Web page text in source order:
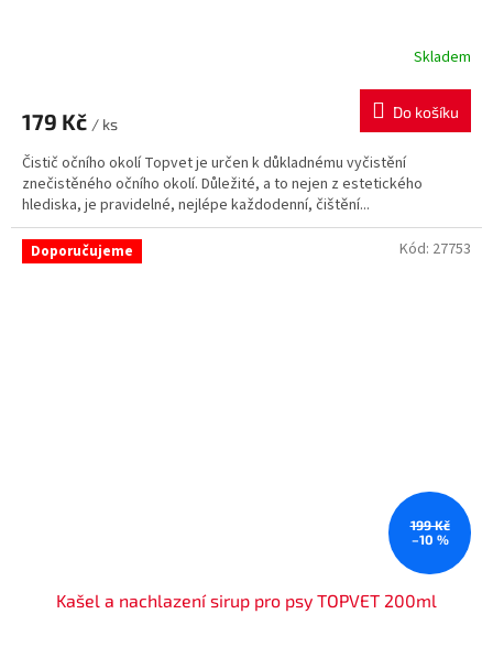
Skladem
179 Kč / ks
Do košíku
Čistič očního okolí Topvet je určen k důkladnému vyčistění
znečistěného očního okolí. Důležité, a to nejen z estetického
hlediska, je pravidelné, nejlépe každodenní, čištění...
Doporučujeme
199 Kč
–10 %
Kašel a nachlazení sirup pro psy TOPVET 200ml
Kód: 27753